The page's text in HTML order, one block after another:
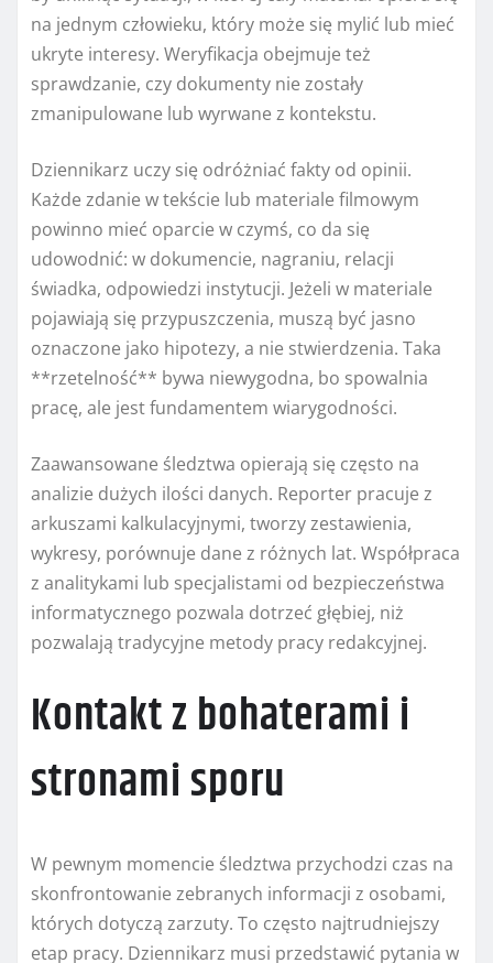
na jednym człowieku, który może się mylić lub mieć
ukryte interesy. Weryfikacja obejmuje też
sprawdzanie, czy dokumenty nie zostały
zmanipulowane lub wyrwane z kontekstu.
Dziennikarz uczy się odróżniać fakty od opinii.
Każde zdanie w tekście lub materiale filmowym
powinno mieć oparcie w czymś, co da się
udowodnić: w dokumencie, nagraniu, relacji
świadka, odpowiedzi instytucji. Jeżeli w materiale
pojawiają się przypuszczenia, muszą być jasno
oznaczone jako hipotezy, a nie stwierdzenia. Taka
**rzetelność** bywa niewygodna, bo spowalnia
pracę, ale jest fundamentem wiarygodności.
Zaawansowane śledztwa opierają się często na
analizie dużych ilości danych. Reporter pracuje z
arkuszami kalkulacyjnymi, tworzy zestawienia,
wykresy, porównuje dane z różnych lat. Współpraca
z analitykami lub specjalistami od bezpieczeństwa
informatycznego pozwala dotrzeć głębiej, niż
pozwalają tradycyjne metody pracy redakcyjnej.
Kontakt z bohaterami i
stronami sporu
W pewnym momencie śledztwa przychodzi czas na
skonfrontowanie zebranych informacji z osobami,
których dotyczą zarzuty. To często najtrudniejszy
etap pracy. Dziennikarz musi przedstawić pytania w